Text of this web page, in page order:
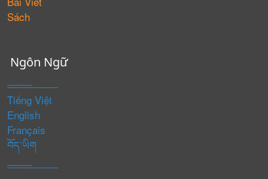
Sách
Ngôn Ngữ
Tiếng Việt
English
Français
བོད་ཡིག